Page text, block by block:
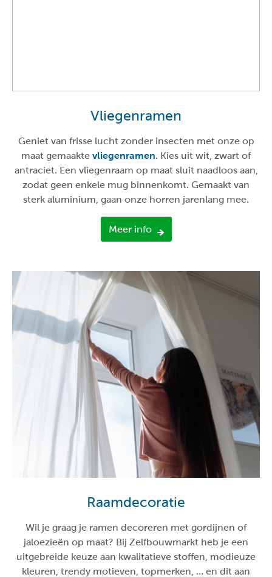
Vliegenramen
Geniet van frisse lucht zonder insecten met onze op
maat gemaakte vliegenramen. Kies uit wit, zwart of
antraciet. Een vliegenraam op maat sluit naadloos aan,
zodat geen enkele mug binnenkomt. Gemaakt van
sterk aluminium, gaan onze horren jarenlang mee.
Meer info
Raamdecoratie
Wil je graag je ramen decoreren met gordijnen of
jaloezieën op maat? Bij Zelfbouwmarkt heb je een
uitgebreide keuze aan kwalitatieve stoffen, modieuze
kleuren, trendy motieven, topmerken, … en dit aan